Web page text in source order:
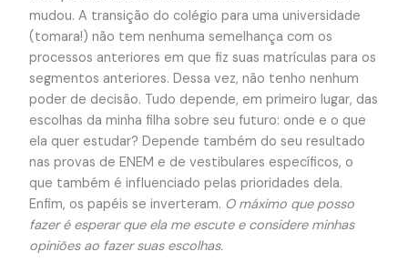
mudou. A transição do colégio para uma universidade
(tomara!) não tem nenhuma semelhança com os
processos anteriores em que fiz suas matrículas para os
segmentos anteriores. Dessa vez, não tenho nenhum
poder de decisão. Tudo depende, em primeiro lugar, das
escolhas da minha filha sobre seu futuro: onde e o que
ela quer estudar? Depende também do seu resultado
nas provas de ENEM e de vestibulares específicos, o
que também é influenciado pelas prioridades dela.
Enfim, os papéis se inverteram. O máximo que posso
fazer é esperar que ela me escute e considere minhas
opiniões ao fazer suas escolhas.